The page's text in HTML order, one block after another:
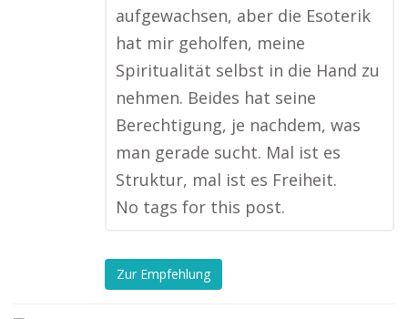
aufgewachsen, aber die Esoterik
hat mir geholfen, meine
Spiritualität selbst in die Hand zu
nehmen. Beides hat seine
Berechtigung, je nachdem, was
man gerade sucht. Mal ist es
Struktur, mal ist es Freiheit.
No tags for this post.
Zur Empfehlung